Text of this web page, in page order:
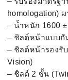
homologation)
– นํ้าหนัก 1600 ±
– ชิลด์หน้าแบบกั
– ชิลด์หน้ารองรั
Vision)
– ชิลด์ 2 ชั้น